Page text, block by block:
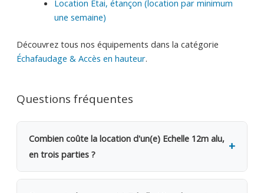
Location Étai, étançon (location par minimum
une semaine)
Découvrez tous nos équipements dans la catégorie
Échafaudage & Accès en hauteur.
Questions fréquentes
Combien coûte la location d'un(e) Echelle 12m alu,
en trois parties ?
La location d'un(e) Echelle 12m alu, en trois parties